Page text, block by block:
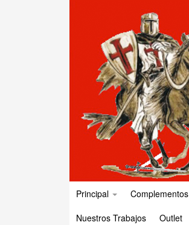
Principal Complementos
Nuestros Trabajos
Outlet